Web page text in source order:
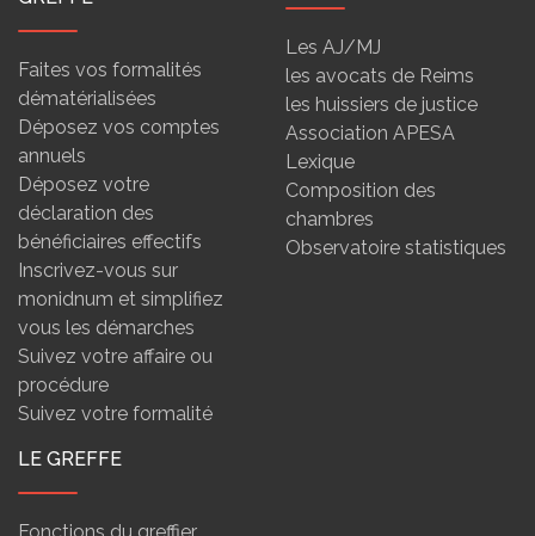
Faites vos formalités
dématérialisées
Déposez vos comptes
annuels
Déposez votre
déclaration des
bénéficiaires effectifs
Inscrivez-vous sur
monidnum et simplifiez
vous les démarches
Suivez votre affaire ou
procédure
Suivez votre formalité
Les AJ/MJ
les avocats de Reims
les huissiers de justice
Association APESA
Lexique
Composition des
chambres
Observatoire statistiques
LE GREFFE